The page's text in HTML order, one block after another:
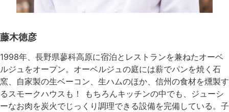
藤木徳彦
1998年、長野県蓼科高原に宿泊とレストランを兼ねたオーベ
ルジュをオープン。オーベルジュの庭には薪でパンを焼く石
窯、自家製の生ベーコン、生ハムのほか、信州の食材を燻製す
るスモークハウスも！ もちろんキッチンの中でも、ジューシ
ーなお肉を炭火でじっくり調理できる設備を完備している。子